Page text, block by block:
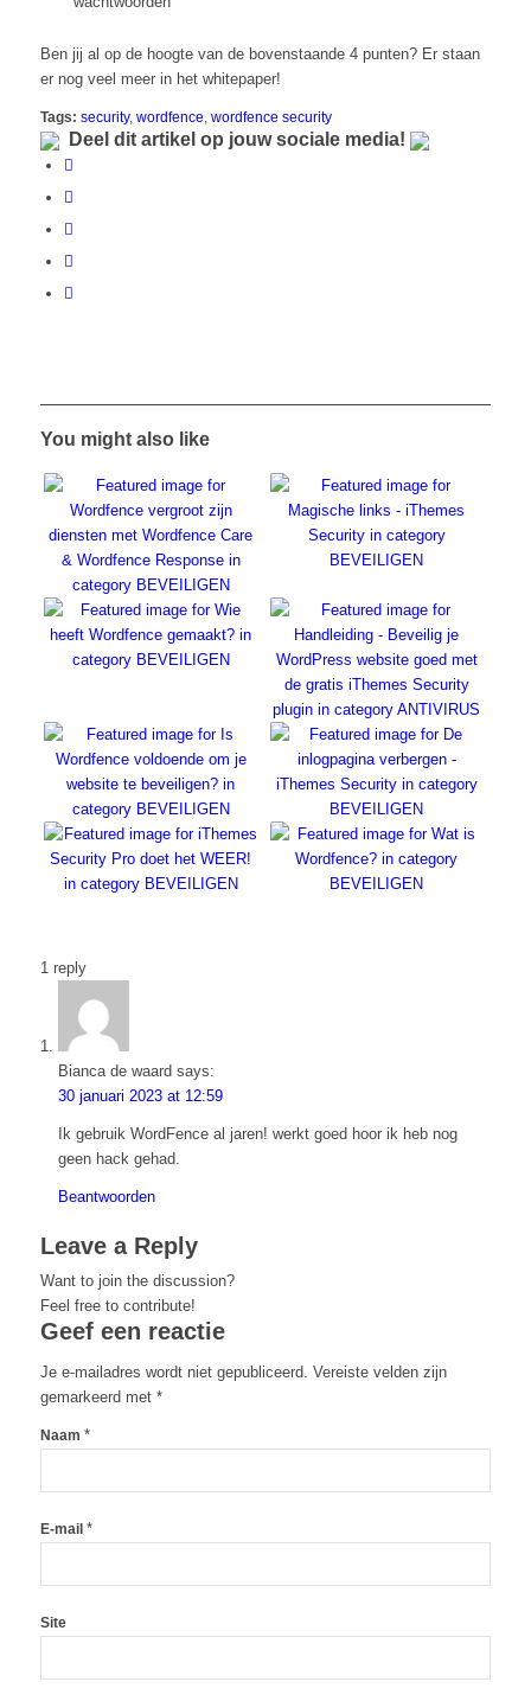
Ben jij al op de hoogte van de bovenstaande 4 punten? Er staan
er nog veel meer in het whitepaper!
Tags: security, wordfence wordfence security
Deel dit artikel op jouw sociale media!
You might also like
1 reply
Bianca de waard says:
30 januari 2023 at 12:59
Ik gebruik WordFence al jaren! werkt goed hoor ik heb nog
geen hack gehad.
Beantwoorden
Leave a Reply
Want to join the discussion?
Feel free to contribute!
Geef een reactie
Je e-mailadres wordt niet gepubliceerd. Vereiste velden zijn
gemarkeerd met *
Naam *
E-mail *
Site